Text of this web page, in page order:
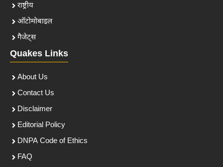
राष्ट्रीय
ऑटोमोबाइल
गैजेट्स
Quakes Links
About Us
Contact Us
Disclaimer
Editorial Policy
DNPA Code of Ethics
FAQ